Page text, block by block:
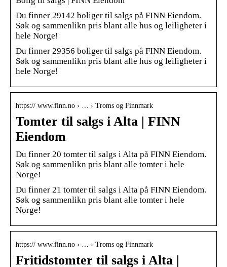
Du finner 29142 boliger til salgs på FINN Eiendom.
Søk og sammenlikn pris blant alle hus og leiligheter i
hele Norge!
Du finner 29356 boliger til salgs på FINN Eiendom.
Søk og sammenlikn pris blant alle hus og leiligheter i
hele Norge!
https:// www.finn.no › … › Troms og Finnmark
Tomter til salgs i Alta | FINN
Eiendom
Du finner 20 tomter til salgs i Alta på FINN Eiendom.
Søk og sammenlikn pris blant alle tomter i hele
Norge!
Du finner 21 tomter til salgs i Alta på FINN Eiendom.
Søk og sammenlikn pris blant alle tomter i hele
Norge!
https:// www.finn.no › … › Troms og Finnmark
Fritidstomter til salgs i Alta |